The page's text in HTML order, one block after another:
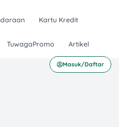
Kartu Kredit
TuwagaPromo Artikel
Masuk/Daftar